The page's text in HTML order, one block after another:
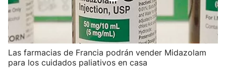
Las farmacias de Francia podrán vender Midazolam
para los cuidados paliativos en casa